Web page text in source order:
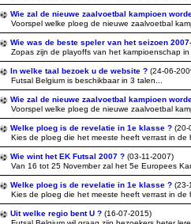
Wie zal de nieuwe zaalvoetbal kampioen
Voorspel welke ploeg de nieuwe zaalvoetbal
Wie was de beste speler van het seizoen
Zopas zijn de playoffs van het kampioenschap in
In welke taal bezoek u de website ? (24-06-
Futsal Belgium is beschikbaar in 3 talen...
Wie zal de nieuwe zaalvoetbal kampioen
Voorspel welke ploeg de nieuwe zaalvoetbal
Welke ploeg is de revelatie in 1e klasse ? (20-
Kies de ploeg die het meeste heeft verrast in de
Wie wint het EK Futsal 2007 ? (03-11-2007)
Van 16 tot 25 November zal het 5e Europees
Welke ploeg is de revelatie in 1e klasse ? (23-
Kies de ploeg die het meeste heeft verrast in de
Uit welke regio bent U ? (16-07-2015)